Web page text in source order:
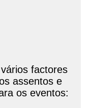
factores
assentos e
os eventos: